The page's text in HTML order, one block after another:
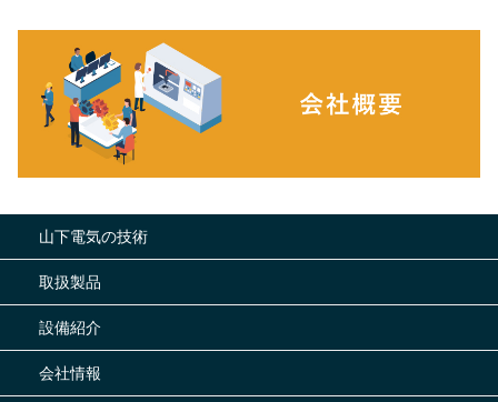
山下電気の技術
取扱製品
設備紹介
会社情報